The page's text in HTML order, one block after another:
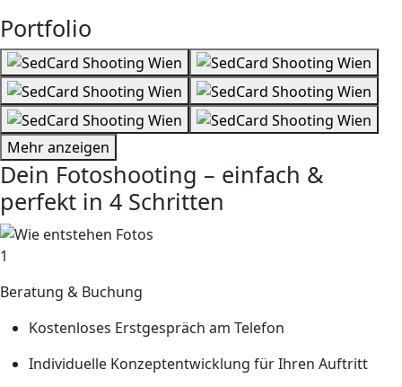
Portfolio
Mehr anzeigen
Dein Fotoshooting – einfach &
perfekt in 4 Schritten
1
Beratung & Buchung
Kostenloses Erstgespräch am Telefon
Individuelle Konzeptentwicklung für Ihren Auftritt